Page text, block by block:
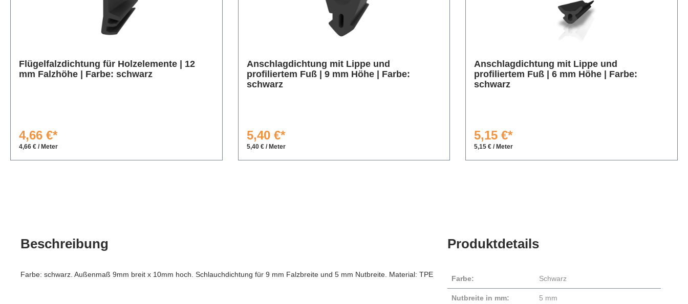
Flügelfalzdichtung für Holzelemente | 12
mm Falzhöhe | Farbe: schwarz
4,66 €*
4,66 € / Meter
Anschlagdichtung mit Lippe und
profiliertem Fuß | 9 mm Höhe | Farbe:
schwarz
5,40 €*
5,40 € / Meter
Anschlagdichtung mit Lippe und
profiliertem Fuß | 6 mm Höhe | Farbe:
schwarz
5,15 €*
5,15 € / Meter
Beschreibung
Farbe: schwarz. Außenmaß 9mm breit x 10mm hoch. Schlauchdichtung für 9 mm Falzbreite und 5 mm Nutbreite. Material: TPE
Produktdetails
Farbe: Schwarz
Nutbreite in mm: 5 mm